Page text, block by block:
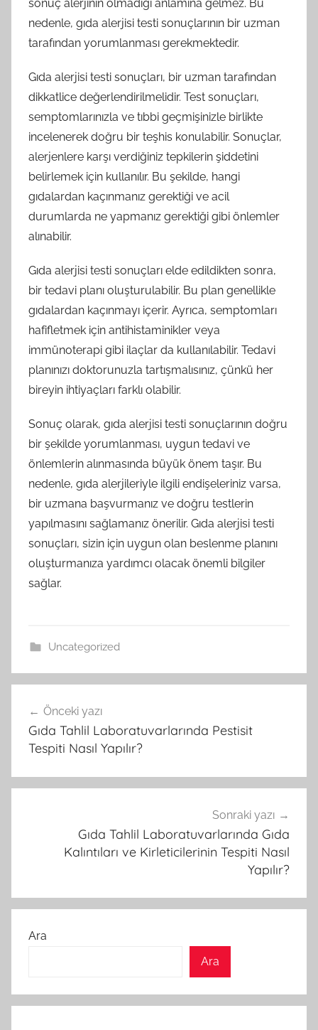
sonuç alerjinin olmadığı anlamına gelmez. Bu
nedenle, gıda alerjisi testi sonuçlarının bir uzman
tarafından yorumlanması gerekmektedir.
Gıda alerjisi testi sonuçları, bir uzman tarafından
dikkatlice değerlendirilmelidir. Test sonuçları,
semptomlarınızla ve tıbbi geçmişinizle birlikte
incelenerek doğru bir teşhis konulabilir. Sonuçlar,
alerjenlere karşı verdiğiniz tepkilerin şiddetini
belirlemek için kullanılır. Bu şekilde, hangi
gıdalardan kaçınmanız gerektiği ve acil
durumlarda ne yapmanız gerektiği gibi önlemler
alınabilir.
Gıda alerjisi testi sonuçları elde edildikten sonra,
bir tedavi planı oluşturulabilir. Bu plan genellikle
gıdalardan kaçınmayı içerir. Ayrıca, semptomları
hafifletmek için antihistaminikler veya
immünoterapi gibi ilaçlar da kullanılabilir. Tedavi
planınızı doktorunuzla tartışmalısınız, çünkü her
bireyin ihtiyaçları farklı olabilir.
Sonuç olarak, gıda alerjisi testi sonuçlarının doğru
bir şekilde yorumlanması, uygun tedavi ve
önlemlerin alınmasında büyük önem taşır. Bu
nedenle, gıda alerjileriyle ilgili endişeleriniz varsa,
bir uzmana başvurmanız ve doğru testlerin
yapılmasını sağlamanız önerilir. Gıda alerjisi testi
sonuçları, sizin için uygun olan beslenme planını
oluşturmanıza yardımcı olacak önemli bilgiler
sağlar.
Uncategorized
gezinmesi
Önceki yazı
Gıda Tahlil Laboratuvarlarında Pestisit
Tespiti Nasıl Yapılır?
Sonraki yazı
Gıda Tahlil Laboratuvarlarında Gıda
Kalıntıları ve Kirleticilerinin Tespiti Nasıl
Yapılır?
Ara
Ara